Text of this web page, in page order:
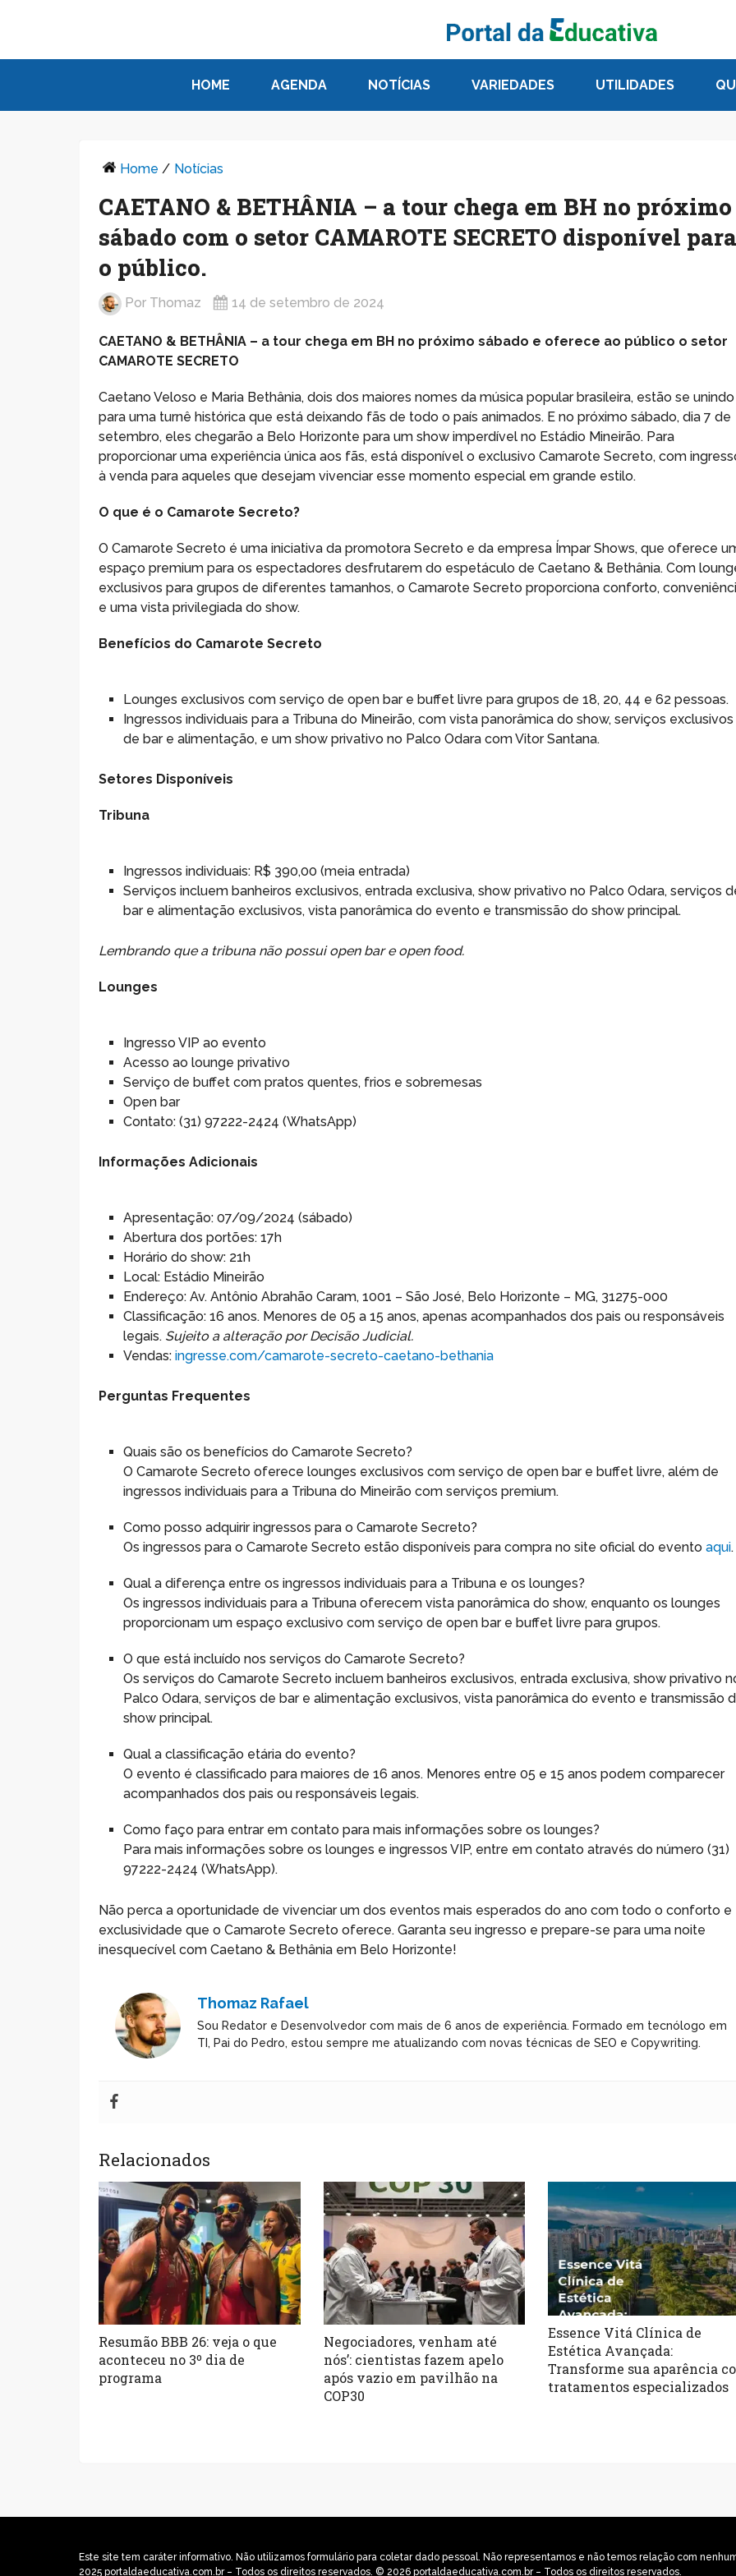
HOME AGENDA NOTÍCIAS VARIEDADES UTILIDADES
Home / Notícias
CAETANO & BETHÂNIA – a tour chega em BH no próximo
sábado com o setor CAMAROTE SECRETO disponível
o público.
Por Thomaz 14 de setembro de 2024
CAETANO & BETHÂNIA – a tour chega em BH no próximo sábado e oferece ao público o setor
CAMAROTE SECRETO
Caetano Veloso e Maria Bethânia, dois dos maiores nomes da música popular brasileira, estão se unindo
para uma turnê histórica que está deixando fãs de todo o país animados. E no próximo sábado, dia 7 de
setembro, eles chegarão a Belo Horizonte para um show imperdível no Estádio Mineirão. Para
proporcionar uma experiência única aos fãs, está disponível o exclusivo Camarote Secreto, com
à venda para aqueles que desejam vivenciar esse momento especial em grande estilo.
O que é o Camarote Secreto?
O Camarote Secreto é uma iniciativa da promotora Secreto e da empresa Ímpar Shows, que oferece
espaço premium para os espectadores desfrutarem do espetáculo de Caetano & Bethânia. Com
exclusivos para grupos de diferentes tamanhos, o Camarote Secreto proporciona conforto,
e uma vista privilegiada do show.
Benefícios do Camarote Secreto
Lounges exclusivos com serviço de open bar e buffet livre para grupos de 18, 20, 44 e 62 pessoas.
Ingressos individuais para a Tribuna do Mineirão, com vista panorâmica do show, serviços exclusivos
de bar e alimentação, e um show privativo no Palco Odara com Vitor Santana.
Setores Disponíveis
Tribuna
Ingressos individuais: R$ 390,00 (meia entrada)
Serviços incluem banheiros exclusivos, entrada exclusiva, show privativo no Palco Odara, serviços
bar e alimentação exclusivos, vista panorâmica do evento e transmissão do show principal.
Lembrando que a tribuna não possui open bar e open food.
Lounges
Ingresso VIP ao evento
Acesso ao lounge privativo
Serviço de buffet com pratos quentes, frios e sobremesas
Open bar
Contato: (31) 97222-2424 (WhatsApp)
Informações Adicionais
Apresentação: 07/09/2024 (sábado)
Abertura dos portões: 17h
Horário do show: 21h
Local: Estádio Mineirão
Endereço: Av. Antônio Abrahão Caram, 1001 – São José, Belo Horizonte – MG, 31275-000
Classificação: 16 anos. Menores de 05 a 15 anos, apenas acompanhados dos pais ou responsáveis
legais. Sujeito a alteração por Decisão Judicial.
Vendas:ingresse.com/camarote-secreto-caetano-bethania
Perguntas Frequentes
Quais são os benefícios do Camarote Secreto?
O Camarote Secreto oferece lounges exclusivos com serviço de open bar e buffet livre, além de
ingressos individuais para a Tribuna do Mineirão com serviços premium.
Como posso adquirir ingressos para o Camarote Secreto?
Os ingressos para o Camarote Secreto estão disponíveis para compra no site oficial do eventoaqui.
Qual a diferença entre os ingressos individuais para a Tribuna e os lounges?
Os ingressos individuais para a Tribuna oferecem vista panorâmica do show, enquanto os lounges
proporcionam um espaço exclusivo com serviço de open bar e buffet livre para grupos.
O que está incluído nos serviços do Camarote Secreto?
Os serviços do Camarote Secreto incluem banheiros exclusivos, entrada exclusiva, show privativo
Palco Odara, serviços de bar e alimentação exclusivos, vista panorâmica do evento e transmissão
show principal.
Qual a classificação etária do evento?
O evento é classificado para maiores de 16 anos. Menores entre 05 e 15 anos podem comparecer
acompanhados dos pais ou responsáveis legais.
Como faço para entrar em contato para mais informações sobre os lounges?
Para mais informações sobre os lounges e ingressos VIP, entre em contato através do número (31)
97222-2424 (WhatsApp).
Não perca a oportunidade de vivenciar um dos eventos mais esperados do ano com todo o conforto e
exclusividade que o Camarote Secreto oferece. Garanta seu ingresso e prepare-se para uma noite
inesquecível com Caetano & Bethânia em Belo Horizonte!
Thomaz Rafael
Sou Redator e Desenvolvedor com mais de 6 anos de experiência. Formado em tecnólogo em
TI, Pai do Pedro, estou sempre me atualizando com novas técnicas de SEO e Copywriting.
Relacionados
Resumão BBB 26: veja o que
aconteceu no 3º dia de
programa
Negociadores, venham até
nós’: cientistas fazem apelo
após vazio em pavilhão na
COP30
Essence Vitá Clínica de
Estética Avançada:
Transforme sua aparência
tratamentos especializados
Este site tem caráter informativo. Não utilizamos formulário para coletar dado pessoal. Não representamos e não temos relação com
2025 portaldaeducativa.com.br – Todos os direitos reservados. © 2026 portaldaeducativa.com.br – Todos os direitos reservados.